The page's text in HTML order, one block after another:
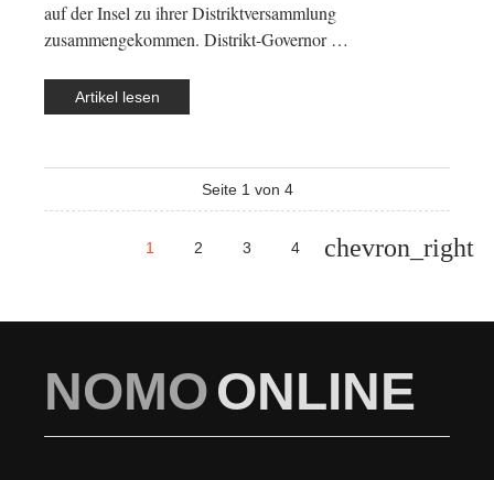
auf der Insel zu ihrer Distriktversammlung
zusammengekommen. Distrikt-Governor …
Artikel lesen
Seite 1 von 4
1 2 3 4
NOMOONLINE